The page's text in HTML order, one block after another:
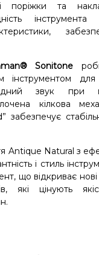
поріжки та
Sonitone
інструментом
звук при
кілкова
забезпечує
Antique Natural з
і стиль
що відкриває нові
які цінують